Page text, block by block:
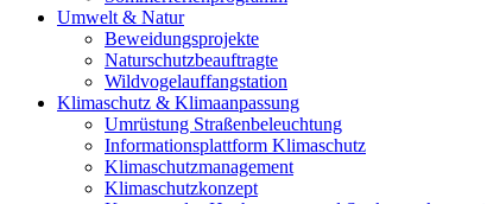
Umwelt & Natur
Beweidungsprojekte
Naturschutzbeauftragte
Wildvogelauffangstation
Klimaschutz & Klimaanpassung
Umrüstung Straßenbeleuchtung
Informationsplattform Klimaschutz
Klimaschutzmanagement
Klimaschutzkonzept